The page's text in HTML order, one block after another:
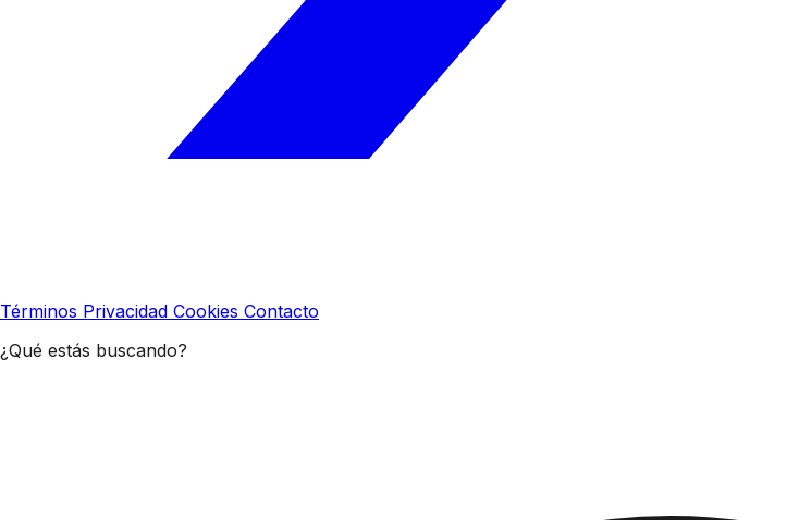
Términos Privacidad Cookies Contacto
¿Qué estás buscando?